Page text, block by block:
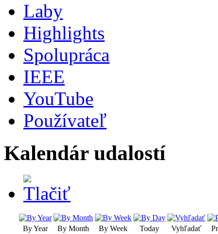
Laby
Highlights
Spolupráca
IEEE
YouTube
Používateľ
Kalendár udalostí
By Year By Month By Week Today Vyhľadať